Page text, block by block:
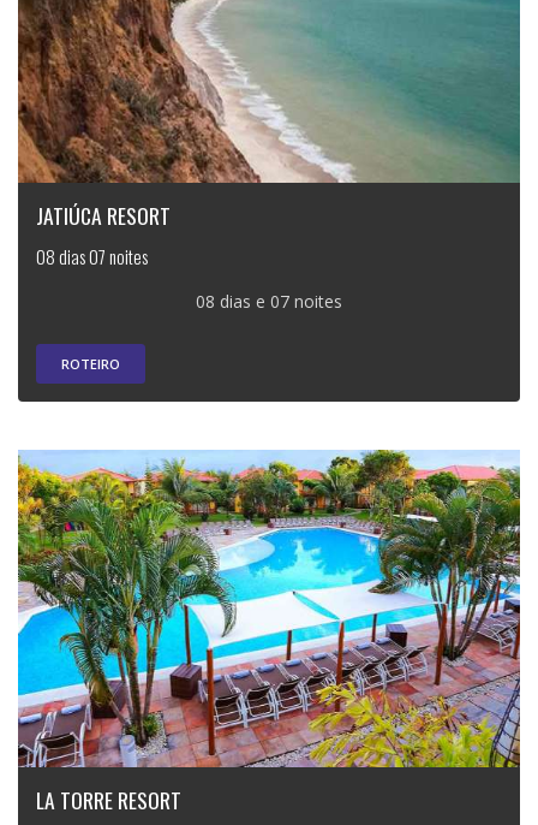
JATIÚCA RESORT
08 dias 07 noites
08 dias e 07 noites
ROTEIRO
LA TORRE RESORT